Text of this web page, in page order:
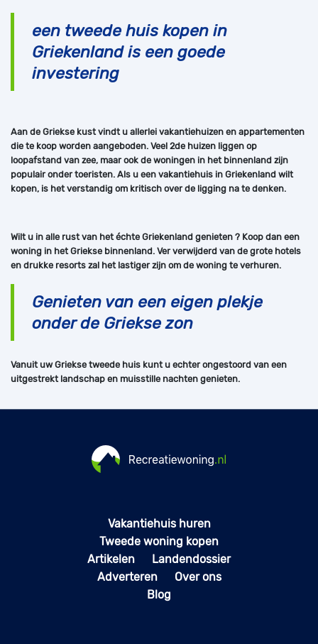
een tweede huis kopen in
Griekenland is een goede
investering
Aan de Griekse kust vindt u allerlei vakantiehuizen en appartementen
die te koop worden aangeboden. Veel 2de huizen liggen op
loopafstand van zee, maar ook de woningen in het binnenland zijn
populair onder toeristen. Als u een vakantiehuis in Griekenland wilt
kopen, is het verstandig om kritisch over de ligging na te denken.
Wilt u in alle rust van het échte Griekenland genieten ? Koop dan een
woning in het Griekse binnenland. Ver verwijderd van de grote hotels
en drukke resorts zal het lastiger zijn om de woning te verhuren.
Genieten van een eigen plekje
onder de Griekse zon
Vanuit uw Griekse tweede huis kunt u echter ongestoord van een
uitgestrekt landschap en muisstille nachten genieten.
Vakantiehuis huren
Tweede woning kopen
Artikelen
Landendossier
Adverteren
Over ons
Blog